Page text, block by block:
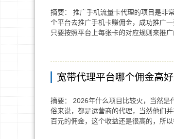
摘要： 推广手机流量卡代理的项目是非
个平台去推广手机卡赚佣金，成功推广
只要按照平台上每张卡的对应规则来推
宽带代理平台哪个佣金高
摘要： 2026年什么项目比较火，当然是
俗来说，都是运营商的代理，当然他们
百元的佣金，这个收益还是很高的，所